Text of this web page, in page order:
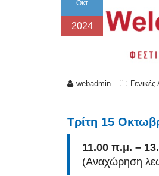
Οκτ
2024
webadmin
Τρίτη 15
11.00 π.μ. –
(Αναχώρηση